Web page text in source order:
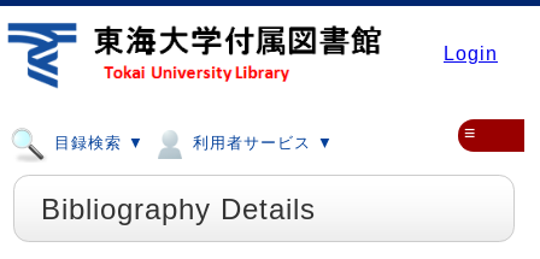
Login
目録検索 ▼ 利用者サービス ▼ ≡
Bibliography Details